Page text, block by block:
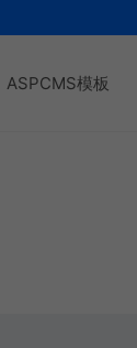
ASPCMS模板